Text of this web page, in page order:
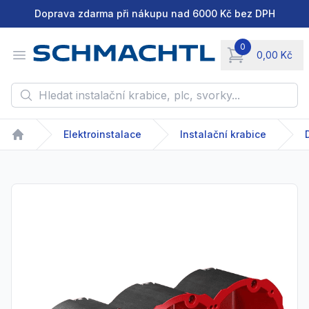
Doprava zdarma při nákupu nad 6000 Kč bez DPH
Open menu
0
0,00 Kč
items in cart,
Hledat instalační krabice, plc, svorky...
Home
Elektroinstalace Instalační krabice